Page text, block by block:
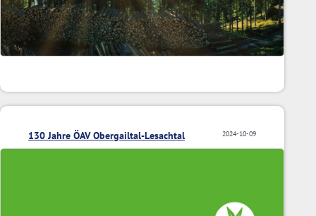
2024-10-09
130 Jahre ÖAV Obergailtal-Lesachtal